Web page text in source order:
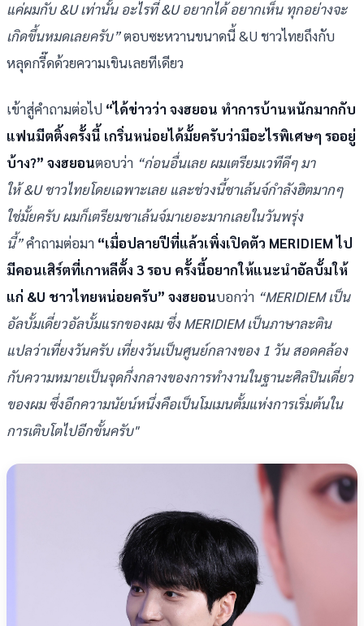
แค่ผมกับ &U เท่านั้น อะไรที่ &U อยากได้ อยากเห็น ทุกอย่างจะ
เกิดขึ้นหมดเลยครับ”ตอบซะหวานขนาดนี้ &U ชาวไทยถึงกับ
หลุดกรี๊ดด้วยความเขินเลยทีเดียว
เข้าสู่คำถามต่อไป “ได้ข่าวว่า จงฮยอน ทำการบ้านหนักมากกับ
แฟนมีตติ้งครั้งนี้ เกริ่นหน่อยได้มั้ยครับว่ามีอะไรพิเศษๆ รออยู่
บ้าง?” จงฮยอนตอบว่า “ก่อนอื่นเลย ผมเตรียมเวทีดีๆ มา
ให้ &U ชาวไทยโดยเฉพาะเลย และช่วงนี้ชาเล้นจ์กำลังฮิตมากๆ
ใช่มั้ยครับ ผมก็เตรียมชาเล้นจ์มาเยอะมากเลยในวันพรุ่ง
นี้”คำถามต่อมา “เมื่อปลายปีที่แล้วเพิ่งเปิดตัว MERIDIEM ไป
มีคอนเสิร์ตที่เกาหลีตั้ง 3 รอบ ครั้งนี้อยากให้แนะนำอัลบั้มให้
แก่ &U ชาวไทยหน่อยครับ” จงฮยอนบอกว่า “MERIDIEM เป็น
อัลบั้มเดี่ยวอัลบั้มแรกของผม ซึ่ง MERIDIEM เป็นภาษาละติน
แปลว่าเที่ยงวันครับ เที่ยงวันเป็นศูนย์กลางของ 1 วัน สอดคล้อง
กับความหมายเป็นจุดกึ่งกลางของการทำงานในฐานะศิลปินเดี่ยว
ของผม ซึ่งอีกความนัยน์หนึ่งคือเป็นโมเมนตั้มแห่งการเริ่มต้นใน
การเติบโตไปอีกขั้นครับ"